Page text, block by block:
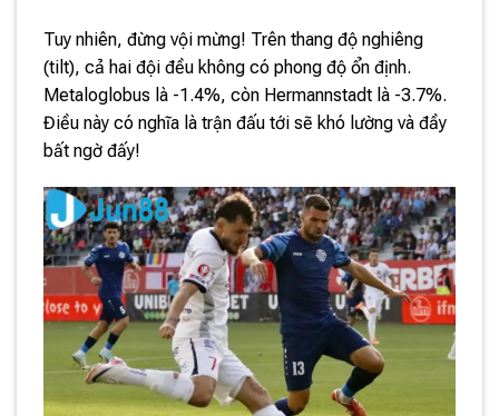
Tuy nhiên, đừng vội mừng! Trên thang độ nghiêng
(tilt), cả hai đội đều không có phong độ ổn định.
Metaloglobus là -1.4%, còn Hermannstadt là -3.7%.
Điều này có nghĩa là trận đấu tới sẽ khó lường và đầy
bất ngờ đấy!